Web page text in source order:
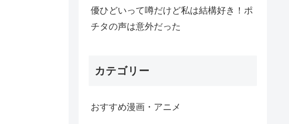
優ひどいって噂だけど私は結構好き！ポ
チタの声は意外だった
カテゴリー
おすすめ漫画・アニメ